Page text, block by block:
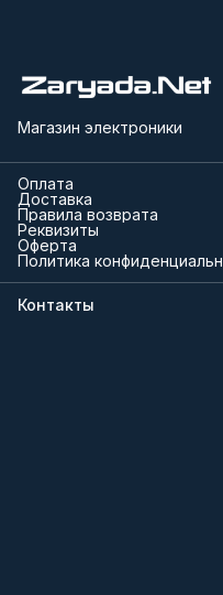
Магазин электроники
Оплата
Доставка
Правила возврата
Реквизиты
Оферта
Политика
Контакты